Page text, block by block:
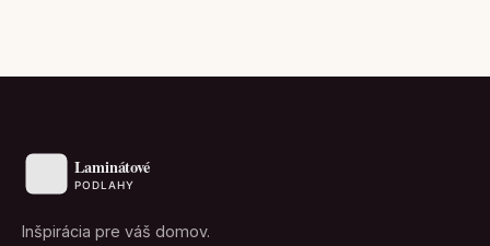
Inšpirácia pre váš domov.